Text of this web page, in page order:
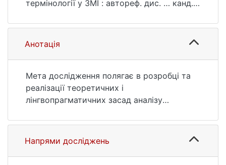
https://ir.library.knu.ua/handle/123456789/67
27
термінології у ЗМІ : автореф. дис. … канд.
2012. 21 с. URL:
https://ir.library.knu.ua/handle/123456789/67
27 (дата звернення: 25.07.2026).
Анотація
Мета дослідження полягає в розробці та
реалізації теоретичних і
лінгвопрагматичних засад аналізу
ЗМІ, визначенні їх складу, дериваційних
можливостей, основних функцій і
лінгвістичних прийомів трансформації,
Напрями досліджень